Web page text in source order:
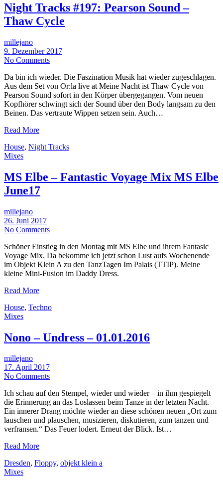
Night Tracks #197: Pearson Sound –
Thaw Cycle
millejano
9. Dezember 2017
No Comments
Da bin ich wieder. Die Faszination Musik hat wieder zugeschlagen.
Aus dem Set von Or:la live at Meine Nacht ist Thaw Cycle von
Pearson Sound sofort in den Körper übergegangen. Vom neuen
Kopfhörer schwingt sich der Sound über den Body langsam zu den
Beinen. Das vertraute Wippen setzen sein. Auch…
Read More
House, Night Tracks
Mixes
MS Elbe – Fantastic Voyage Mix MS Elbe
June17
millejano
26. Juni 2017
No Comments
Schöner Einstieg in den Montag mit MS Elbe und ihrem Fantasic
Voyage Mix. Da bekomme ich jetzt schon Lust aufs Wochenende
im Objekt Klein A zu den TanzTagen Im Palais (TTIP). Meine
kleine Mini-Fusion im Daddy Dress.
Read More
House, Techno
Mixes
Nono – Undress – 01.01.2016
millejano
17. April 2017
No Comments
Ich schau auf den Stempel, wieder und wieder – in ihm gespiegelt
die Erinnerung an das Loslassen beim Tanze in der letzten Nacht.
Ein innerer Drang möchte wieder an diese schönen neuen „Ort zum
lauschen und plauschen, musizieren, diskutieren, zum tanzen und
verfransen.“ Das Feuer lodert. Erneut der Blick. Ist…
Read More
Dresden, Floppy, objekt klein a
Mixes